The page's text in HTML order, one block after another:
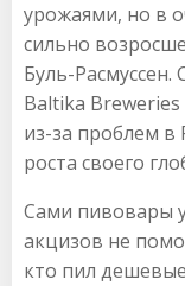
урожаями, но в
сильно
Буль-
Baltika Breweries
из-за проблем в
роста своего
Сами пивовары
акцизов не
кто пил